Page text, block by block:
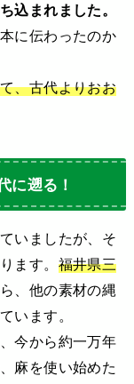
込まれました。
に伝わったのか
、古代よりおお
に遡る！
いましたが、そ
ます。 福井県三
、他の素材の縄
います。
今から約一万年
麻を使い始めた